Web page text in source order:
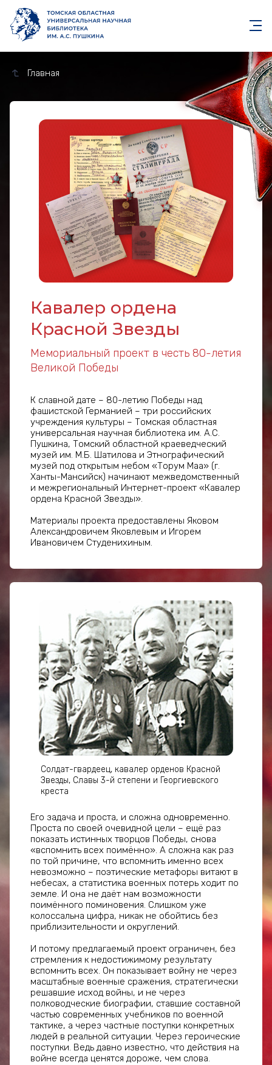
Главная
Кавалер ордена Красной
Кавалер ордена
Красной Звезды
Мемориальный проект в честь 80-летия
Великой Победы
К славной дате – 80-летию Победы над
фашистской Германией – три российских
учреждения культуры – Томская областная
универсальная научная библиотека им. А.С.
Пушкина, Томский областной краеведческий
музей им. М.Б. Шатилова и Этнографический
музей под открытым небом «Торум Маа» (г.
Ханты-Мансийск) начинают межведомственный
и межрегиональный Интернет-проект «Кавалер
ордена Красной Звезды».
Материалы проекта предоставлены Яковом
Александровичем Яковлевым и Игорем
Ивановичем Студенихиным.
Солдат-гвардеец, кавалер орденов Красной
Звезды, Славы 3-й степени и Георгиевского
креста
Его задача и проста, и сложна одновременно.
Проста по своей очевидной цели – ещё раз
показать истинных творцов Победы, снова
«вспомнить всех поимённо». А сложна как раз
по той причине, что вспомнить именно всех
невозможно – поэтические метафоры витают в
небесах, а статистика военных потерь ходит по
земле. И она не даёт нам возможности
поимённого поминовения. Слишком уже
колоссальна цифра, никак не обойтись без
приблизительности и округлений.
И потому предлагаемый проект ограничен, без
стремления к недостижимому результату
вспомнить всех. Он показывает войну не через
масштабные военные сражения, стратегически
решавшие исход войны, и не через
полководческие биографии, ставшие составной
частью современных учебников по военной
тактике, а через частные поступки конкретных
людей в реальной ситуации. Через героические
поступки. Ведь давно известно, что действия на
войне всегда ценятся дороже, чем слова.